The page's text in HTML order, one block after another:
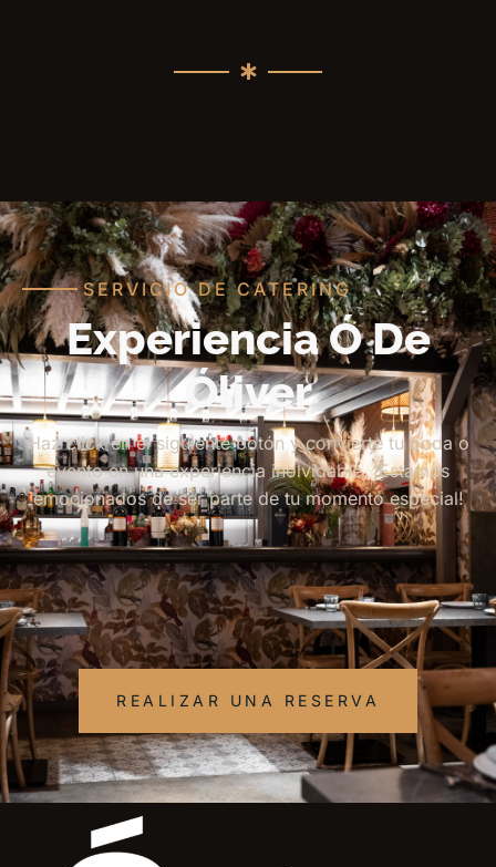
SERVICIO DE CATERING
Experiencia Ó De
Óliver
Haz click en el siguiente botón y convierte tu boda o
evento en una experiencia inolvidable. ¡Estamos
emocionados de ser parte de tu momento especial!
REALIZAR UNA RESERVA